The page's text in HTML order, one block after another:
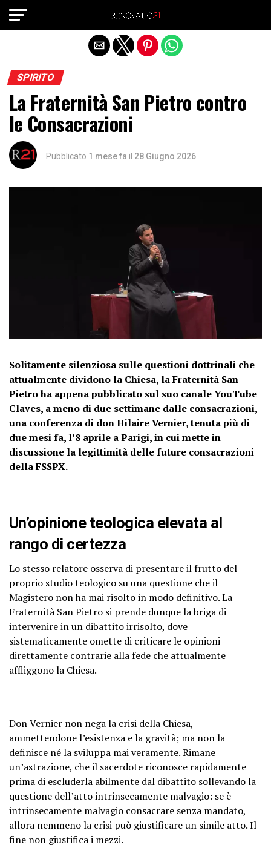
SPIRITO
La Fraternità San Pietro contro
le Consacrazioni
Pubblicato 1 mese fa il 28 Giugno 2026
Solitamente silenziosa sulle questioni dottrinali che
attualmente dividono la Chiesa, la Fraternità San
Pietro ha appena pubblicato sul suo canale YouTube
Claves, a meno di due settimane dalle consacrazioni,
una conferenza di don Hilaire Vernier, tenuta più di
due mesi fa, l’8 aprile a Parigi, in cui mette in
discussione la legittimità delle future consacrazioni
della FSSPX.
Un’opinione teologica elevata al
rango di certezza
Lo stesso relatore osserva di presentare il frutto del
proprio studio teologico su una questione che il
Magistero non ha mai risolto in modo definitivo. La
Fraternità San Pietro si prende dunque la briga di
intervenire in un dibattito irrisolto, dove
sistematicamente omette di criticare le opinioni
direttamente contrarie alla fede che attualmente
affliggono la Chiesa.
Don Vernier non nega la crisi della Chiesa,
ammettendone l’esistenza e la gravità; ma non la
definisce né la sviluppa mai veramente. Rimane
un’astrazione, che il sacerdote riconosce rapidamente
prima di escluderla abilmente dal dibattito sollevando la
questione dell’atto intrinsecamente malvagio: se è
intrinsecamente malvagio consacrare senza mandato,
allora nemmeno la crisi può giustificare un simile atto. Il
fine non giustifica i mezzi.
Exit mobile version